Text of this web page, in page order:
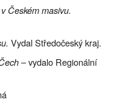
Českém masivu.
Vydal Středočeský kraj.
– vydalo Regionální